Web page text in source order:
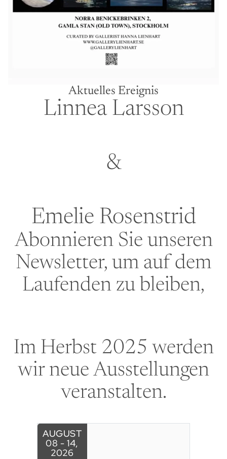
Aktuelles Ereignis
Linnea Larsson
&
Emelie Rosenstrid
Abonnieren Sie unseren
Newsletter, um auf dem
Laufenden zu bleiben,
Im Herbst 2025 werden
wir neue Ausstellungen
veranstalten.
AUGUST
08 - 14,
2026